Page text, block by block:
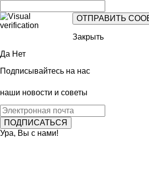
Закрыть
Да Нет
Подписывайтесь на нас
наши новости и советы
Ура, Вы с нами!